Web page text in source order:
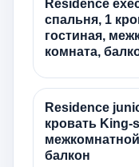
Residence
спальня, 1
гостиная,
комната,
Residence
кровать King-
балкон